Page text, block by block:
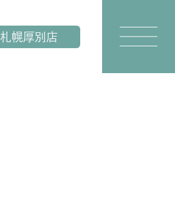
札幌厚別店